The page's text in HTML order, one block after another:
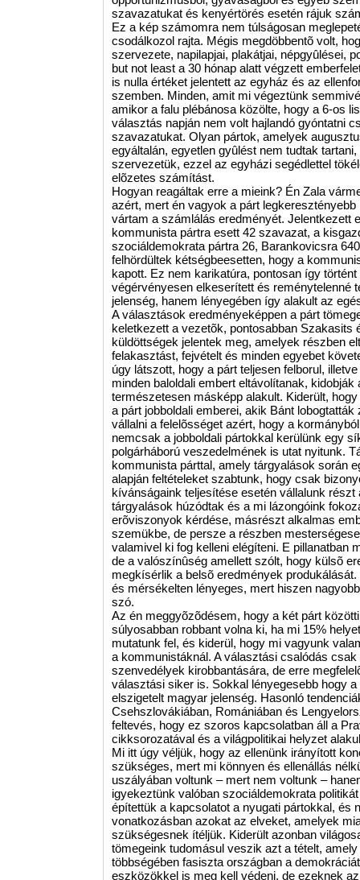
szavazatukat és kenyértörés esetén rájuk
Ez a kép számomra nem túlságosan
csodálkozol rajta. Mégis megdöbbentõ volt,
szervezete, napilapjai, plakátjai, népgyûlései,
but not least a 30 hónap alatt végzett
is nulla értéket jelentett az egyház és az
szemben. Minden, amit mi végeztünk
amikor a falu plébánosa közölte, hogy a 6-os
választás napján nem volt hajlandó gyóntatni
szavazatukat. Olyan pártok, amelyek
egyáltalán, egyetlen gyûlést nem tudtak
szervezetük, ezzel az egyházi segédlettel
elõzetes számítást.
Hogyan reagáltak erre a mieink? Én Zala
azért, mert én vagyok a párt
vártam a számlálás eredményét. Jelentkezett
kommunista pártra esett 42 szavazat, a
szociáldemokrata pártra 26, Barankovicsra
felhördültek kétségbeesetten, hogy a
kapott. Ez nem karikatúra, pontosan így
végérvényesen elkeserített és reménytelenné
jelenség, hanem lényegében így alakult az
A választások eredményeképpen a párt
keletkezett a vezetõk, pontosabban Szakasits
küldöttségek jelentek meg, amelyek részben
felakasztást, fejvételt és minden egyebet
úgy látszott, hogy a párt teljesen felborul,
minden baloldali embert eltávolítanak,
természetesen másképp alakult. Kiderült,
a párt jobboldali emberei, akik Bánt
vállalni a felelõsséget azért, hogy a
nemcsak a jobboldali pártokkal kerülünk egy
polgárháború veszedelmének is utat nyitunk.
kommunista párttal, amely tárgyalások során
alapján feltételeket szabtunk, hogy csak
kívánságaink teljesítése esetén vállalunk részt
tárgyalások húzódtak és a mi lázongóink
erõviszonyok kérdése, másrészt alkalmas
szemükbe, de persze a részben
valamivel ki fog kelleni elégíteni. E pillanatban
de a valószínûség amellett szólt, hogy külsõ
megkísérlik a belsõ eredmények
és mérsékelten lényeges, mert hiszen
szó.
Az én meggyõzõdésem, hogy a két párt
súlyosabban robbant volna ki, ha mi 15%
mutatunk fel, és kiderül, hogy mi vagyunk
a kommunistáknál. A választási csalódás
szenvedélyek kirobbantására, de erre
választási siker is. Sokkal lényegesebb hogy
elszigetelt magyar jelenség. Hasonló
Csehszlovákiában, Romániában és
feltevés, hogy ez szoros kapcsolatban áll a
cikksorozatával és a világpolitikai helyzet
Mi itt úgy véljük, hogy az ellenünk irányított
szükséges, mert mi könnyen és ellenállás
uszályában voltunk – mert nem voltunk –
igyekeztünk valóban szociáldemokrata
építettük a kapcsolatot a nyugati pártokkal, és
vonatkozásban azokat az elveket, amelyek
szükségesnek ítéljük. Kiderült azonban
tömegeink tudomásul veszik azt a tételt,
többségében fasiszta országban a
eszközökkel is meg kell védeni, de ezeknek